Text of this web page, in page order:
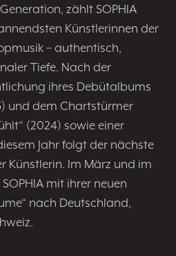
zählt SOPHIA
Künstlerinnen der
– authentisch,
Tiefe. Nach der
ihres Debütalbums
und dem Chartstürmer
(2024) sowie einer
Jahr folgt der nächste
Künstlerin. Im März und im
mit ihrer neuen
nach Deutschland,